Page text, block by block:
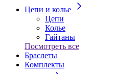
Цепи и колье
Цепи
Колье
Гайтаны
Посмотреть все
Браслеты
Комплекты